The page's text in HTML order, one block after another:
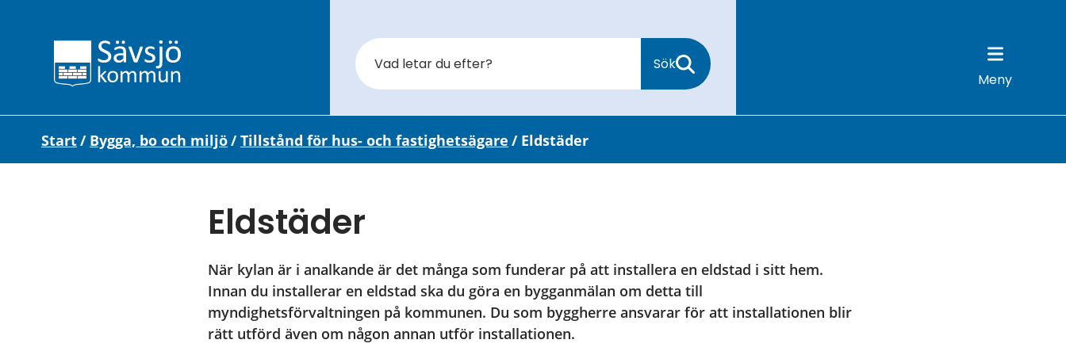
Sök
Meny
Start/ Bygga, bo och miljö/Tillstånd för hus- och fastighetsägare / Eldstäder
Eldstäder
När kylan är i analkande är det många som funderar på att installera en eldstad i sitt hem.
Innan du installerar en eldstad ska du göra en bygganmälan om detta till
myndighetsförvaltningen på kommunen. Du som byggherre ansvarar för att installationen blir
rätt utförd även om någon annan utför installationen.